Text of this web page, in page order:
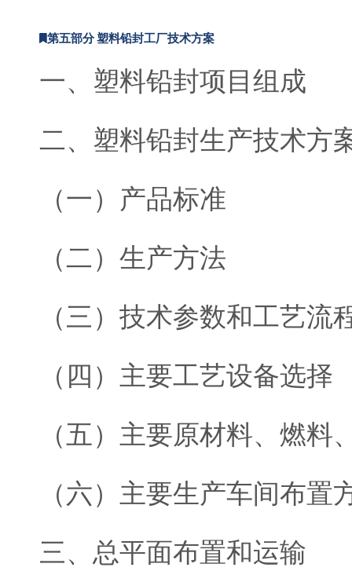
第五部分 塑料铅封工厂技术方案
一、塑料铅封项目组成
二、塑料铅封生产技术方
（一）产品标准
（二）生产方法
（三）技术参数和工艺流
（四）主要工艺设备选择
（五）主要原材料、燃料
（六）主要生产车间布置
三、总平面布置和运输